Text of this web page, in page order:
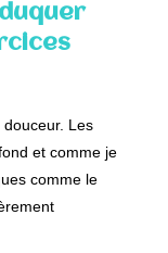
Les
et comme je
comme le